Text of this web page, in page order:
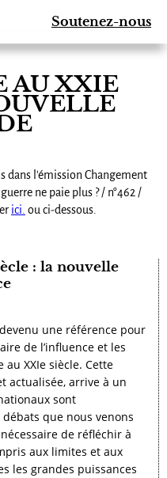
Soutenez-nous
AU XXIE
dans l'émission Changement
ne paie plus ? / n°462 /
ici. ou ci-dessous.
: la nouvelle
une référence pour
de l’influence et les
XXIe siècle. Cette
actualisée, arrive à un
sont
que nous venons
de réfléchir à
aux limites et aux
les grandes puissances